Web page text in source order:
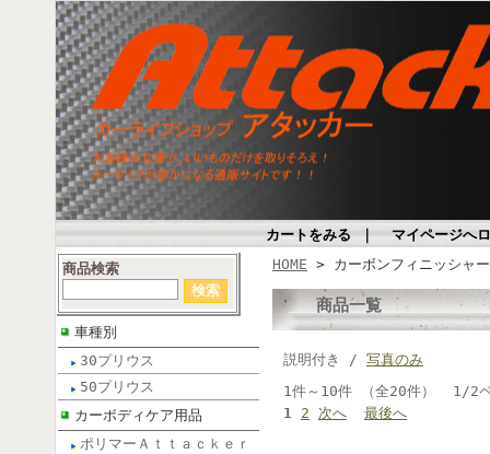
カートをみる｜ マイページへ
商品検索
車種別
30プリウス
50プリウス
カーボディケア用品
ポリマーＡｔｔａｃｋｅｒ
HOME > カーボンフィニッシャー
商品一覧
説明付き / 写真のみ
1件～10件 （全20件） 1/2
1 2 次へ 最後へ